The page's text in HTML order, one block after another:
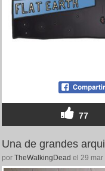
77
Una de grandes
por TheWalkingDead el 29 mar